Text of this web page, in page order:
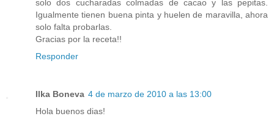
solo dos cucharadas colmadas de cacao y las pepitas.
Igualmente tienen buena pinta y huelen de maravilla, ahora
solo falta probarlas.
Gracias por la receta!!
Responder
Ilka Boneva 4 de marzo de 2010 a las 13:00
Hola buenos dias!